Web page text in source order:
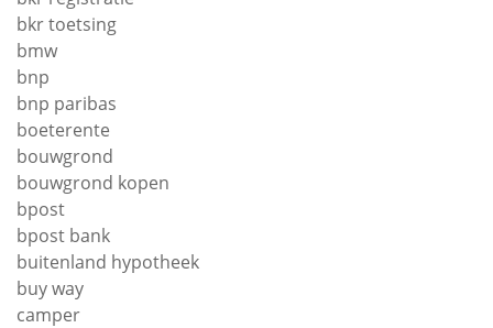
bkr toetsing
bmw
bnp
bnp paribas
boeterente
bouwgrond
bouwgrond kopen
bpost
bpost bank
buitenland hypotheek
buy way
camper